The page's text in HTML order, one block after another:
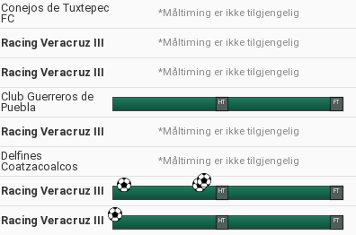
Conejos de Tuxtepec
FC
*Måltiming er ikke tilgjengelig
Racing Veracruz III *Måltiming er ikke tilgjengelig
Racing Veracruz III *Måltiming er ikke tilgjengelig
Club Guerreros de
Puebla
HT FT
Racing Veracruz III *Måltiming er ikke tilgjengelig
Delfines
Coatzacoalcos
*Måltiming er ikke tilgjengelig
Racing Veracruz III HT FT
Racing Veracruz III HT FT